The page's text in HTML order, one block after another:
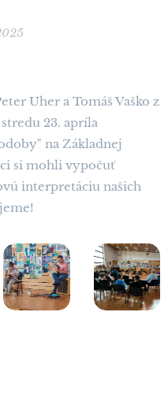
Uher a Tomáš Vaško z
23. apríla
na Základnej
si mohli vypočuť
interpretáciu našich